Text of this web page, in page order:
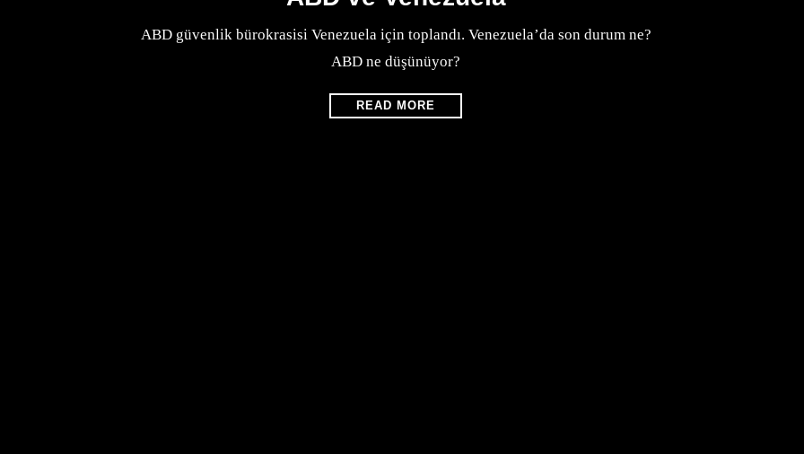
ABD güvenlik bürokrasisi Venezuela için toplandı. Venezuela’da son durum ne?
ABD ne düşünüyor?
READ MORE